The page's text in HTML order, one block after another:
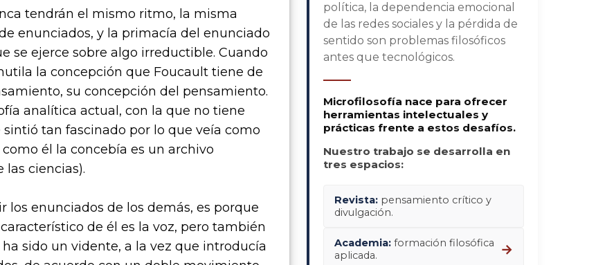
tendrán el mismo ritmo, la misma
enunciados, y la primacía del enunciado
se ejerce sobre algo irreductible. Cuando
la concepción que Foucault tiene de
su concepción del pensamiento.
analítica actual, con la que no tiene
tan fascinado por lo que veía como
él la concebía es un archivo
ciencias).
los enunciados de los demás, es porque
de él es la voz, pero también
ha sido un vidente, a la vez que introducía
política, la dependencia emocional
de las redes sociales y la pérdida de
sentido son problemas filosóficos
antes que tecnológicos.
Microfilosofía nace para ofrecer
herramientas intelectuales y
prácticas frente a estos desafíos.
Nuestro trabajo se desarrolla en
tres espacios:
Revista: pensamiento crítico y
divulgación.
Academia: formación filosófica
aplicada.
→